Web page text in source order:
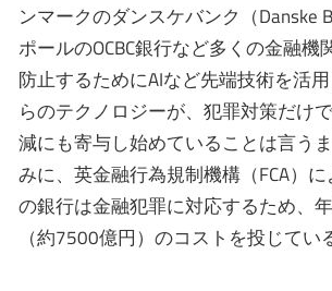
ンマークのダンスケバンク（Danske
ポールのOCBC銀行など多くの金融機
防止するためにAIなど先端技術を活
らのテクノロジーが、犯罪対策だけ
減にも寄与し始めていることは言う
みに、英金融行為規制機構（FCA）
の銀行は金融犯罪に対応するため、
（約7500億円）のコストを投じてい